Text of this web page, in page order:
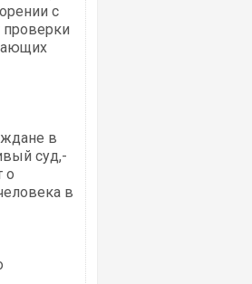
с
в
суд,-
о
в